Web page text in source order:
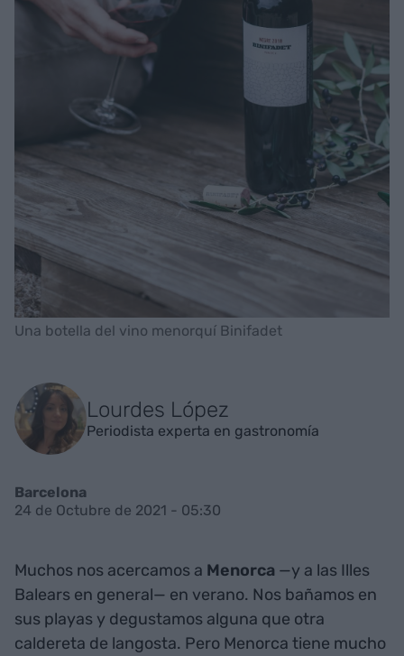
Una botella del vino menorquí Binifadet
Lourdes López
Periodista experta en gastronomía
Barcelona
24 de Octubre de 2021 - 05:30
Muchos nos acercamos a Menorca —y a las Illes
Balears en general— en verano. Nos bañamos en
sus playas y degustamos alguna que otra
caldereta de langosta. Pero Menorca tiene mucho